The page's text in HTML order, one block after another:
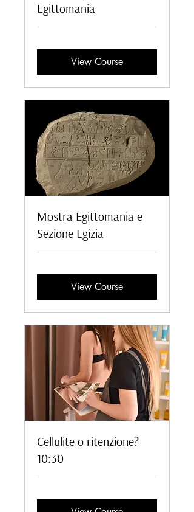
Egittomania
View Course
Mostra Egittomania e
Sezione Egizia
View Course
Cellulite o ritenzione?
10:30